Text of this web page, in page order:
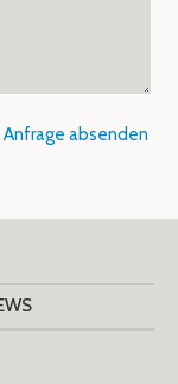
Anfrage absenden